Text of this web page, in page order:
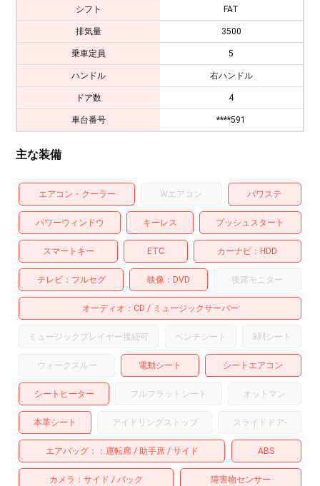
シフト FAT
排気量 3500
乗車定員 5
ハンドル 右ハンドル
ドア数 4
車台番号 ****591
主な装備
エアコン・クーラー Wエアコン パワステ
パワーウィンドウ キーレス プッシュスタート
スマートキー ETC カーナビ HDD
テレビ フルセグ 映像 DVD 後席モニター
オーディオ CD ミュージックサーバー
ミュージックプレイヤー接続可 ベンチシート 3列シート
ウォークスルー 電動シート シートエアコン
シートヒーター フルフラットシート オットマン
本革シート アイドリングストップ スライドドア-
エアバッグ： 運転席 助手席 サイド ABS
カメラ サイド バック 障害物センサー